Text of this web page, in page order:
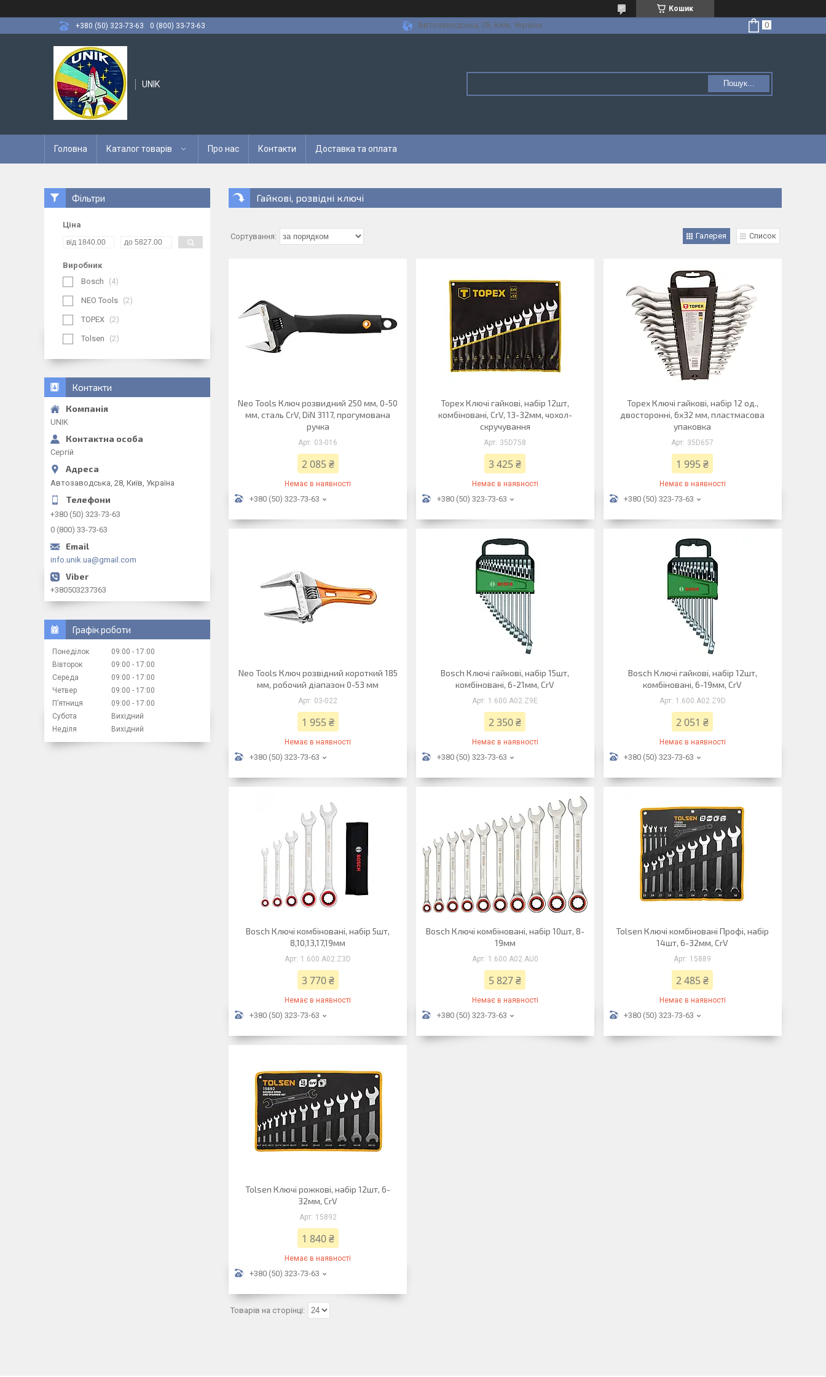
Кошик
+380 (50) 323-73-63
0 (800) 33-73-63 Автозаводська, 28, Київ, Україна
UNIK Пошук...
Головна Каталог товарів Про нас Контакти Доставка та оплата
Гайкові, розвідні ключі
Галерея Список
Neo Tools Ключ розвидний 250 мм, 0-50
мм, сталь CrV, DiN 3117, прогумована
ручка
03-016
2 085 ₴
Немає в наявності
+380 (50) 323-73-63
Topex Ключі гайкові, набір 12шт,
комбіновані, CrV, 13-32мм, чохол-
скручування
35D758
3 425 ₴
Немає в наявності
+380 (50) 323-73-63
Topex Ключі гайкові, набір 12 од.,
двосторонні, 6x32 мм, пластмасова
упаковка
35D657
1 995 ₴
Немає в наявності
+380 (50) 323-73-63
Neo Tools Ключ розвідний короткий 185
мм, робочий діапазон 0-53 мм
03-022
1 955 ₴
Немає в наявності
+380 (50) 323-73-63
Bosch Ключі гайкові, набір 15шт,
комбіновані, 6-21мм, CrV
1.600.A02.Z9E
2 350 ₴
Немає в наявності
+380 (50) 323-73-63
Bosch Ключі гайкові, набір 12шт,
комбіновані, 6-19мм, CrV
1.600.A02.Z9D
2 051 ₴
Немає в наявності
+380 (50) 323-73-63
Bosch Ключі комбіновані, набір 5шт,
8,10,13,17,19мм
1.600.A02.Z3D
3 770 ₴
Немає в наявності
+380 (50) 323-73-63
Bosch Ключі комбіновані, набір 10шт, 8-
19мм
1.600.A02.AU0
5 827 ₴
Немає в наявності
+380 (50) 323-73-63
Tolsen Ключі комбіновані Профі, набір
14шт, 6-32мм, CrV
15889
2 485 ₴
Немає в наявності
+380 (50) 323-73-63
Tolsen Ключі рожкові, набір 12шт, 6-
32мм, CrV
15892
1 840 ₴
Немає в наявності
+380 (50) 323-73-63
Фільтри
Ціна
Виробник
Bosch
4
NEO Tools 2
TOPEX 2
Tolsen 2
Контакти
UNIK
Сергій
Автозаводська, 28, Київ, Україна
+380 (50) 323-73-63
0 (800) 33-73-63
info.unik.ua@gmail.com
+380503237363
Графік роботи
Понеділок 09:00
17:00
Вівторок
09:00
17:00
Середа
09:00
17:00
Четвер
09:00
17:00
Пʼятниця
09:00
17:00
Субота
Вихідний
Неділя
Вихідний